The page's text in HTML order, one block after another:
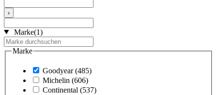
›
Marke(1)
Marke
Goodyear (485)
Michelin (606)
Continental (537)